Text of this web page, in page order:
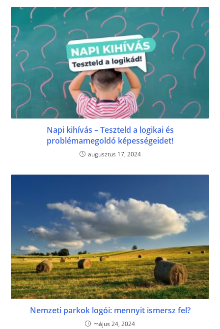
Napi kihívás – Teszteld a logikai és
problémamegoldó képességeidet!
augusztus 17, 2024
Nemzeti parkok logói: mennyit ismersz fel?
május 24, 2024